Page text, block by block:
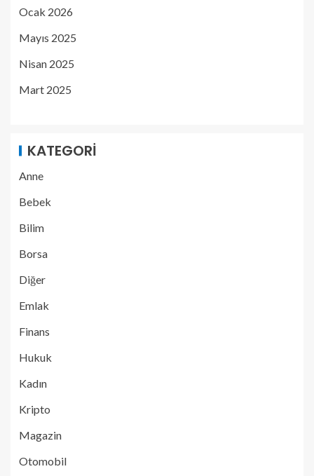
Ocak 2026
Mayıs 2025
Nisan 2025
Mart 2025
KATEGORI
Anne
Bebek
Bilim
Borsa
Diğer
Emlak
Finans
Hukuk
Kadın
Kripto
Magazin
Otomobil